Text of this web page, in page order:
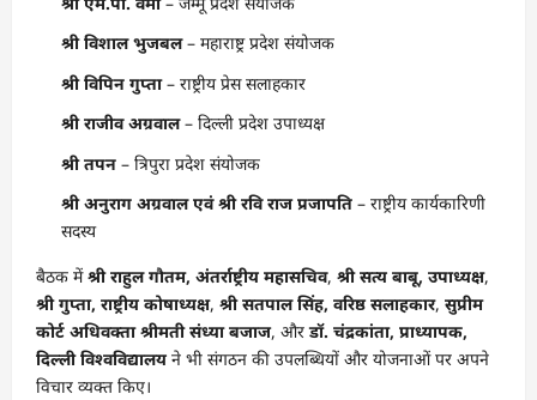
श्री विशाल भुजबल– महाराष्ट्र प्रदेश संयोजक
श्री विपिन गुप्ता– राष्ट्रीय प्रेस सलाहकार
श्री राजीव अग्रवाल– दिल्ली प्रदेश उपाध्यक्ष
श्री तपन – त्रिपुरा प्रदेश संयोजक
श्री अनुराग अग्रवाल एवं श्री रवि राज प्रजापति – राष्ट्रीय कार्यकारिणी
सदस्य
बैठक मेंश्री राहुल गौतम, अंतर्राष्ट्रीय महासचिव, श्री सत्य बाबू, उपाध्यक्ष,
श्री गुप्ता, राष्ट्रीय कोषाध्यक्ष, श्री सतपाल सिंह, वरिष्ठ सलाहकार, सुप्रीम
कोर्ट अधिवक्ता श्रीमती संध्या बजाज, औरडॉ. चंद्रकांता, प्राध्यापक,
दिल्ली विश्वविद्यालय ने भी संगठन की उपलब्धियों और योजनाओं पर अपने
विचार व्यक्त किए।